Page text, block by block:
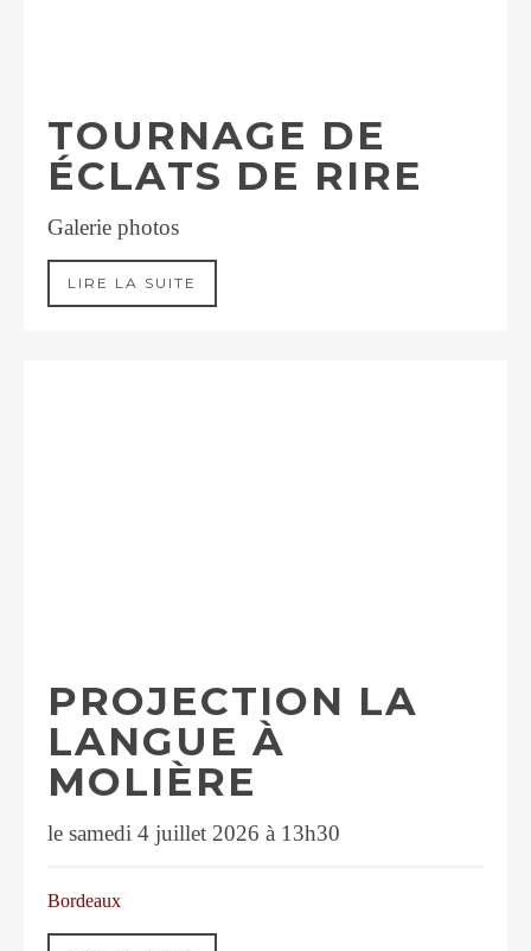
TOURNAGE DE
ÉCLATS DE RIRE
Galerie photos
LIRE LA SUITE
PROJECTION LA
LANGUE À
MOLIÈRE
le samedi 4 juillet 2026 à 13h30
Bordeaux